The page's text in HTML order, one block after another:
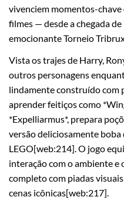
vivenciem momentos-
filmes — desde a chegada
emocionante Torneio
Vista os trajes de Harry,
outros personagens
lindamente construído com
aprender feitiços como
*Expelliarmus*, prepara
versão deliciosamente
LEGO[web:214]. O jogo
interação com o ambiente e
completo com piadas
cenas icônicas[web:217].